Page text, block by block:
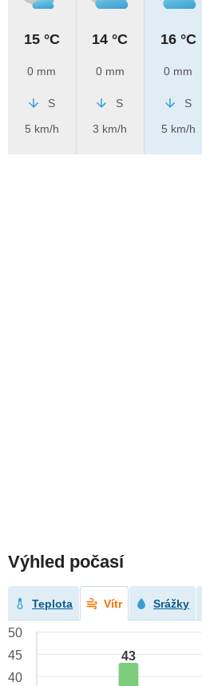
15 °C
0 mm
S
5 km/h
14 °C
0 mm
S
3 km/h
16 °C
0 mm
S
5 km/h
Výhled počasí
Teplota Vítr Srážky
43
50
45
40